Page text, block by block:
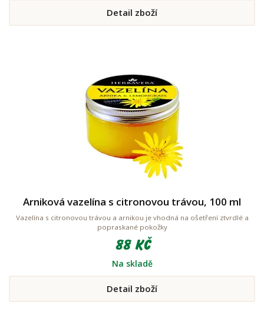
Detail zboží
Arniková vazelína s citronovou trávou, 100 ml
Vazelína s citronovou trávou a arnikou je vhodná na ošetření ztvrdlé a
popraskané pokožky
88 Kč
Na skladě
Detail zboží